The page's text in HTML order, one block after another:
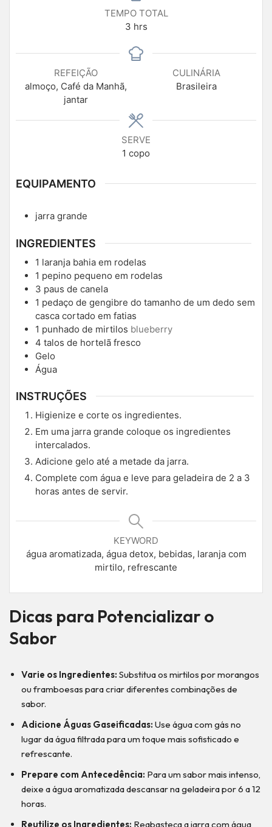
TEMPO TOTAL
3 hrs
REFEIÇÃO
almoço, Café da Manhã,
jantar
CULINÁRIA
Brasileira
SERVE
1 copo
EQUIPAMENTO
jarra grande
INGREDIENTES
1 laranja bahia em rodelas
1 pepino pequeno em rodelas
3 paus de canela
1 pedaço de gengibre do tamanho de um dedo sem
casca cortado em fatias
1 punhado de mirtilos blueberry
4 talos de hortelã fresco
Gelo
Água
INSTRUÇÕES
Higienize e corte os ingredientes.
Em uma jarra grande coloque os ingredientes
intercalados.
Adicione gelo até a metade da jarra.
Complete com água e leve para geladeira de 2 a 3
horas antes de servir.
KEYWORD
água aromatizada, água detox, bebidas, laranja com
mirtilo, refrescante
Dicas para Potencializar o
Sabor
Varie os Ingredientes: Substitua os mirtilos por morangos
ou framboesas para criar diferentes combinações de
sabor.
Adicione Águas Gaseificadas: Use água com gás no
lugar da água filtrada para um toque mais sofisticado e
refrescante.
Prepare com Antecedência: Para um sabor mais intenso,
deixe a água aromatizada descansar na geladeira por 6 a 12
horas.
Reutilize os Ingredientes: Reabasteça a jarra com água